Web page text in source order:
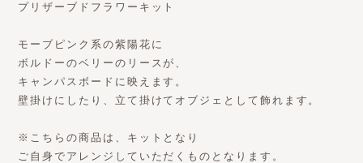
プリザーブドフラワーキット
モーブピンク系の紫陽花に
ボルドーのベリーのリースが、
キャンパスボードに映えます。
壁掛けにしたり、立て掛けてオブジェとして飾れます。
※こちらの商品は、キットとなり
ご自身でアレンジしていただくものとなります。